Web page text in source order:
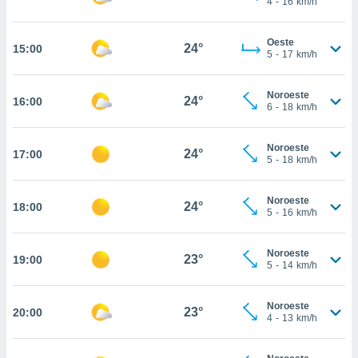
de que
sean
el sitio
para
ni para
aunque
no
abono
15:00 24°
Oeste
5 - 17 km/h
16:00 24°
Noroeste
6 - 18 km/h
17:00 24°
Noroeste
5 - 18 km/h
18:00 24°
Noroeste
5 - 16 km/h
19:00 23°
Noroeste
5 - 14 km/h
20:00 23°
Noroeste
4 - 13 km/h